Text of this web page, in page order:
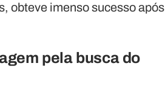
obteve imenso sucesso após
pela busca do